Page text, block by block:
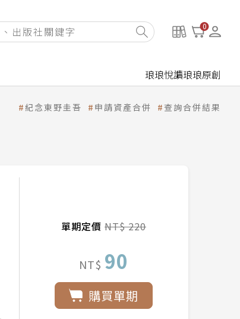
0
琅琅悅讀琅琅原創
紀念東野圭吾 申請資產合併 查詢合併結果
單期定價 NT$ 220
NT$ 90
購買單期